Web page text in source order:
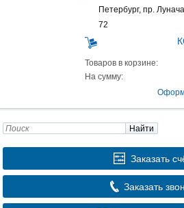
Петербург, пр.
72
Товаров в корзине:
На сумму:
Найти
Заказать
Заказать